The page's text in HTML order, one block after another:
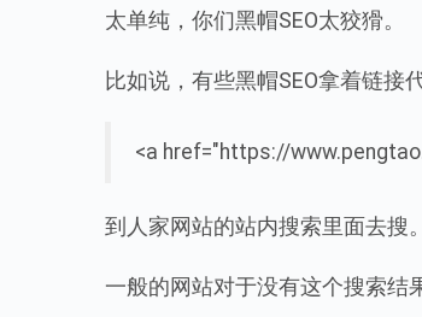
太单纯，你们黑帽SEO太狡猾。
比如说，有些黑帽SEO拿着链接
<a href="https://
到人家网站的站内搜索里面去搜。
一般的网站对于没有这个搜索结